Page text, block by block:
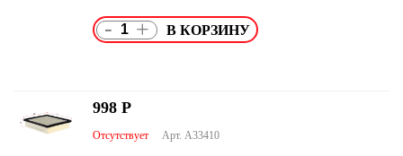
- +
Арт. A33410
Отсутствует
998 Р